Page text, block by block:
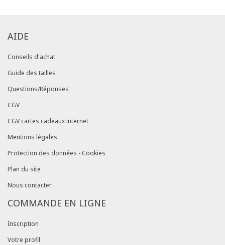
AIDE
Conseils d'achat
Guide des tailles
Questions/Réponses
CGV
CGV cartes cadeaux internet
Mentions légales
Protection des données - Cookies
Plan du site
Nous contacter
COMMANDE EN LIGNE
Inscription
Votre profil